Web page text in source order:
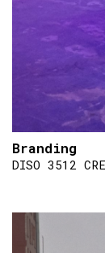
Branding
DISO 3512